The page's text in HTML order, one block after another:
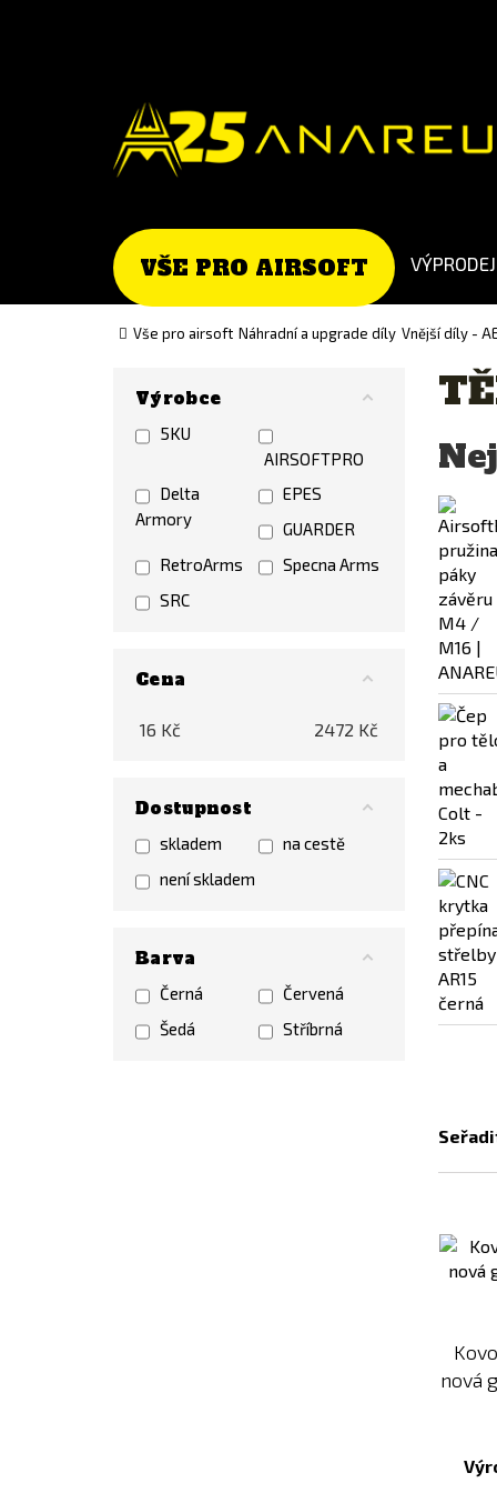
version
VŠE PRO AIRSOFT VÝPRODEJ
Vše pro airsoft Náhradní a upgrade díly Vnější díly -
Výrobce
5KU
AIRSOFTPRO
Delta
Armory
EPES
GUARDER
RetroArms
Specna Arms
SRC
Cena
16 Kč 2472 Kč
Dostupnost
skladem
na cestě
není skladem
Barva
Černá
Červená
Šedá
Stříbrná
nová